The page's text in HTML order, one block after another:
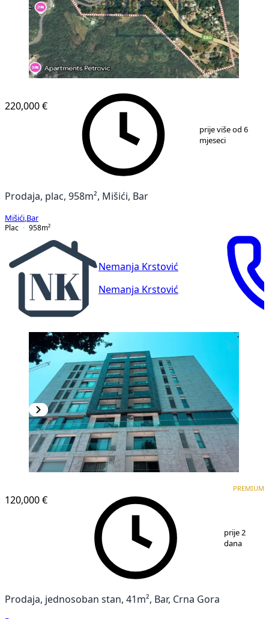
1 1
220,000 €
prije više od 6
mjeseci
Prodaja, plac, 958m², Mišići, Bar
Mišići Bar
Plac
958m²
Nemanja Krstović
Nemanja Krstović
120,000 €
PREMIUM
prije 2
dana
Prodaja, jednosoban stan, 41m², Bar, Crna Gora